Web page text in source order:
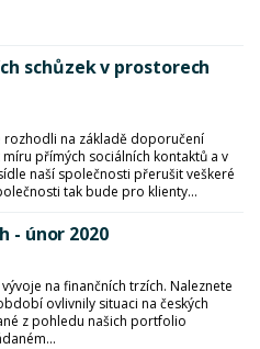
schůzek v prostorech
rozhodli na základě doporučení
přímých sociálních kontaktů a v
naší společnosti přerušit veškeré
tak bude pro klienty...
- únor 2020
na finančních trzích. Naleznete
ovlivnily situaci na českých
z pohledu našich portfolio